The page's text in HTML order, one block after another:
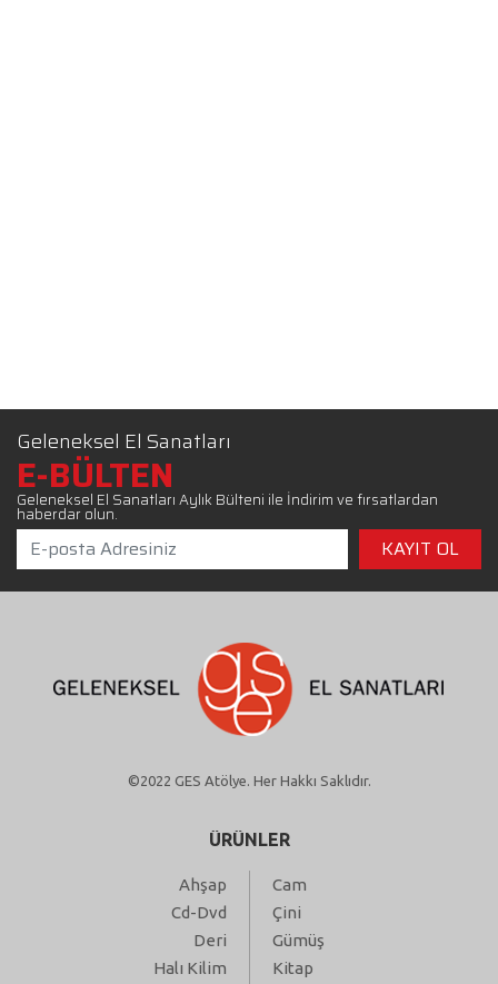
Geleneksel El Sanatları
E-BÜLTEN
Geleneksel El Sanatları Aylık Bülteni ile İndirim ve fırsatlardan
haberdar olun.
©2022 GES Atölye. Her Hakkı Saklıdır.
ÜRÜNLER
Ahşap
Cam
Cd-Dvd
Çini
Deri
Gümüş
Halı Kilim
Kitap